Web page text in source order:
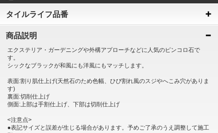
タイルライフ品番
商品説明
エクステリア・ガーデニングや外構アプローチなどに人気のピンコロ石で
す。
シックなブラックが和風にも洋風にもマッチします。
表面:割り肌仕上げ(天然石のため色幅、ひび割れ風のスジやへこみ穴がありま
す)
裏面:切削仕上げ
側面:上部は手割仕上げ、下部は切削仕上げ
<注意点>
●表記サイズと誤差が生じる場合があります。予めご了承のうえ調整して施工